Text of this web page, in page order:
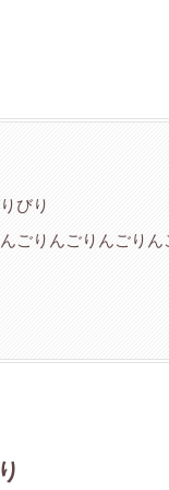
びり
ごりんごりんごりん